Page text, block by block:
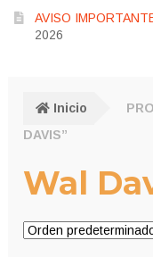
AVISO
2026
Inicio
DAVIS”
Wal